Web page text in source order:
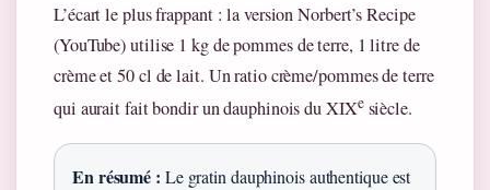
L’écart le plus frappant : la version Norbert’s Recipe
(YouTube) utilise 1 kg de pommes de terre, 1 litre de
crème et 50 cl de lait. Un ratio crème/pommes de terre
qui aurait fait bondir un dauphinois du XIXesiècle.
En résumé : Le gratin dauphinois authentique est